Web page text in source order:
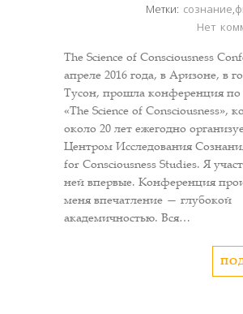
Метки: сознание,
Нет
The Science of Consciousness
апреле 2016 года, в Аризоне, в
Тусон, прошла конференция по
«The Science of Consciousness»,
около 20 лет ежегодно
Центром Исследования
for Consciousness Studies. Я
ней впервые. Конференция
меня впечатление — глубокой
академичностью. Вся…